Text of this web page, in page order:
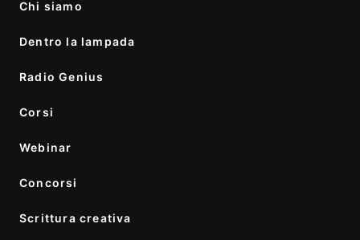
Chi siamo
Dentro la lampada
Radio Genius
Corsi
Webinar
Concorsi
Scrittura creativa